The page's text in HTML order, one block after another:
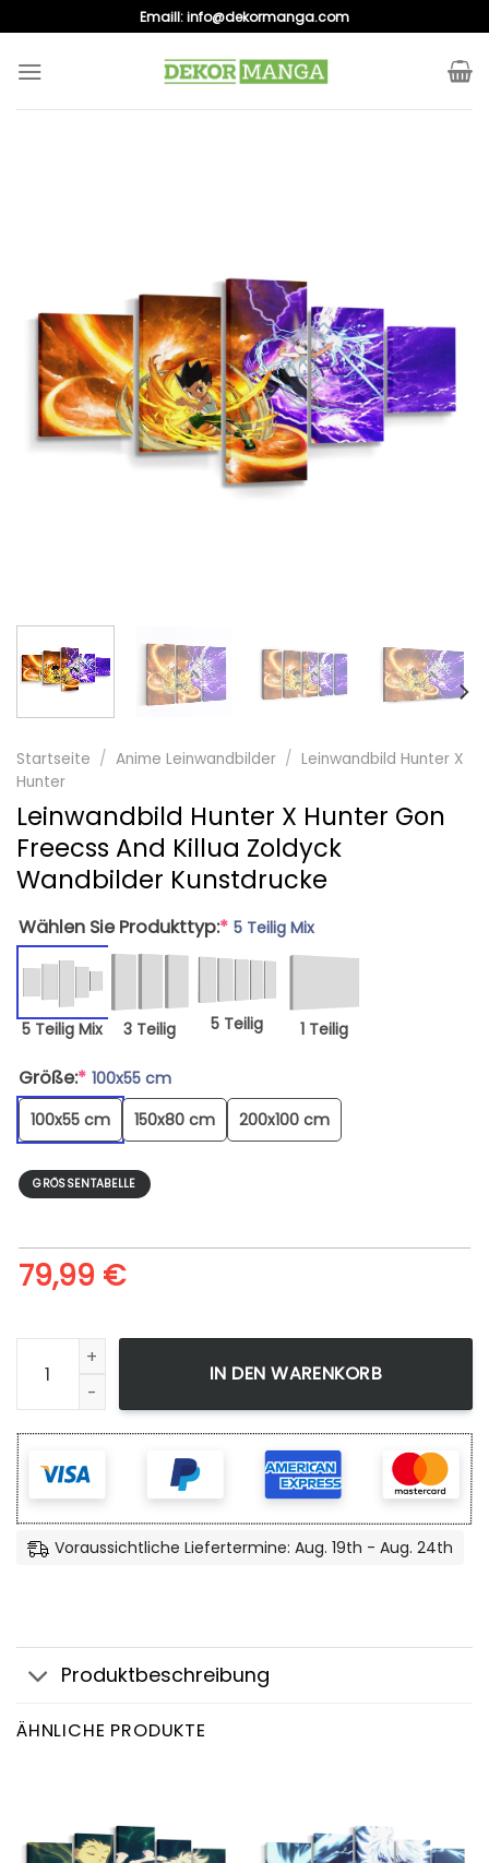
to
content
Emaill:info@dekormanga.com
Startseite / Anime Leinwandbilder / Leinwandbild Hunter X
Hunter
Leinwandbild Hunter X Hunter Gon
Freecss And Killua Zoldyck
Wandbilder Kunstdrucke
Wählen Sie Produkttyp:* 5 Teilig Mix
5 Teilig Mix 3 Teilig 5 Teilig 1 Teilig
Größe:* 100x55 cm
100x55 cm
150x80 cm 200x100 cm
GRÖSSENTABELLE
79,99 €
Leinwandbild Hunter X Hunter Gon Freecss And Killua
IN DEN WARENKORB
Voraussichtliche Liefertermine: Aug. 19th - Aug. 24th
Produktbeschreibung
ÄHNLICHE PRODUKTE